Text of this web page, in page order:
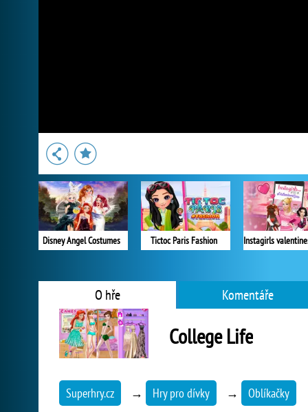
Disney Angel Costumes Tictoc Paris Fashion
O hře Komentáře
College Life
Superhry.cz → Hry pro dívky → Oblíkačky